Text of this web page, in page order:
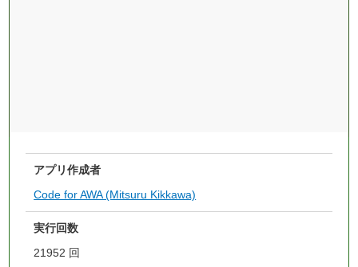
アプリ作成者
Code for AWA (Mitsuru Kikkawa)
実行回数
21952 回